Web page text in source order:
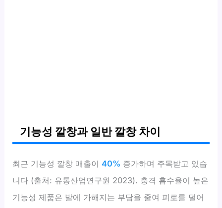
기능성 깔창과 일반 깔창 차이
최근 기능성 깔창 매출이40% 증가하며 주목받고 있습
니다 (출처: 유통산업연구원 2023). 충격 흡수율이 높은
기능성 제품은 발에 가해지는 부담을 줄여 피로를 덜어